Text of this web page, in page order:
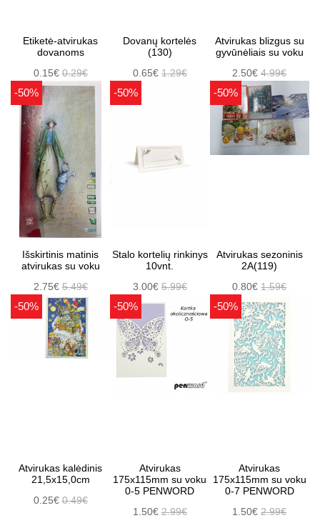
Etiketė-atvirukas
dovanoms
0.15€0.29€
Dovanų kortelės
(130)
0.65€ 1.29€
Atvirukas blizgus su
gyvūnėliais su voku
2.50€4.99€
-50%
Išskirtinis matinis
atvirukas su voku
2.75€5.49€
-50%
Stalo kortelių rinkinys
10vnt.
3.00€ 5.99€
-50%
Atvirukas sezoninis
2A(119)
0.80€1.59€
-50%
Atvirukas kalėdinis
21,5x15,0cm
0.25€0.49€
-50%
Atvirukas
175x115mm su voku
0-5 PENWORD
1.50€ 2.99€
-50%
Atvirukas
175x115mm su voku
0-7 PENWORD
1.50€2.99€